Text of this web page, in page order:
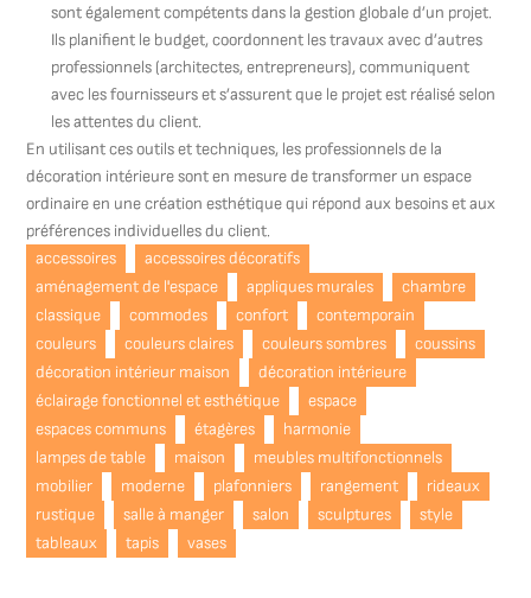
sont également compétents dans la gestion globale d’un projet.
Ils planifient le budget, coordonnent les travaux avec d’autres
professionnels (architectes, entrepreneurs), communiquent
avec les fournisseurs et s’assurent que le projet est réalisé selon
les attentes du client.
En utilisant ces outils et techniques, les professionnels de la
décoration intérieure sont en mesure de transformer un espace
ordinaire en une création esthétique qui répond aux besoins et aux
préférences individuelles du client.
accessoires
accessoires décoratifs
aménagement de l'espace
appliques murales
chambre
classique
commodes confort
contemporain
couleurs
couleurs claires couleurs sombres
coussins
décoration intérieur maison
décoration intérieure
éclairage fonctionnel et esthétique
espace
espaces communs
étagères
harmonie
lampes de table
maison
meubles multifonctionnels
mobilier
moderne plafonniers rangement
rideaux
rustique
salle à manger salon sculptures
style
tableaux
tapis vases